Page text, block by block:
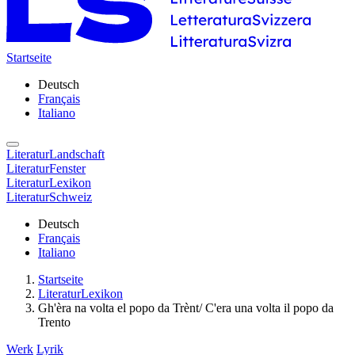
Startseite
Deutsch
Français
Italiano
LiteraturLandschaft
LiteraturFenster
LiteraturLexikon
LiteraturSchweiz
Deutsch
Français
Italiano
Startseite
LiteraturLexikon
Gh'èra na volta el popo da Trènt/ C'era una volta il popo da
Trento
Werk Lyrik